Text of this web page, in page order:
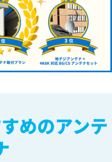
めのアンテ